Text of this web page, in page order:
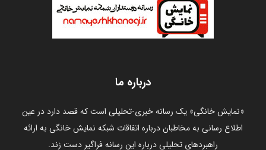
درباره ما
«نمایش خانگی» یک رسانه خبری-تحلیلی است که قصد دارد در عین
اطلاع رسانی به مخاطبان درباره اتفاقات شبکه نمایش خانگی به ارائه
راهبردهای تحلیلی درباره این رسانه فراگیر دست زند.